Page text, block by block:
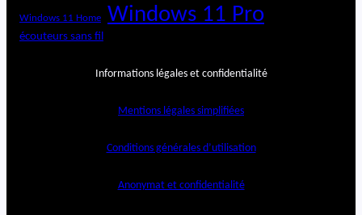
Windows 11 Home Windows 11 Pro
écouteurs sans fil
Informations légales et confidentialité
Mentions légales simplifiées
Conditions générales d’utilisation
Anonymat et confidentialité